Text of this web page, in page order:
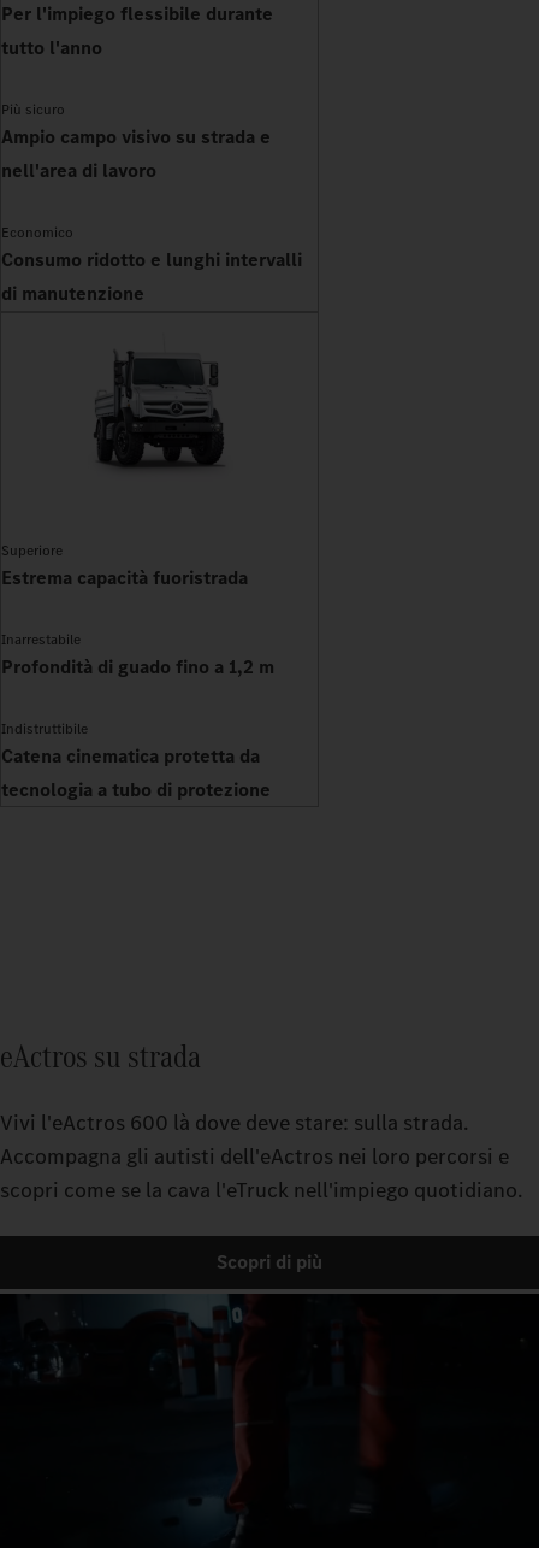
Per l'impiego flessibile durante
tutto l'anno
Più sicuro
Ampio campo visivo su strada e
nell'area di lavoro
Economico
Consumo ridotto e lunghi intervalli
di manutenzione
Superiore
Estrema capacità fuoristrada
Inarrestabile
Profondità di guado fino a 1,2 m
Indistruttibile
Catena cinematica protetta da
tecnologia a tubo di protezione
eActros su strada
Vivi l'eActros 600 là dove deve stare: sulla strada.
Accompagna gli autisti dell'eActros nei loro percorsi e
scopri come se la cava l'eTruck nell'impiego quotidiano.
Scopri di più